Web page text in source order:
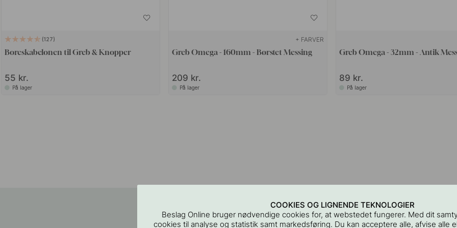
127
Boreskabelonen til Greb & Knopper
55 kr.
På lager
+ FARVER
Greb Omega - 160mm - Børstet Messing
209 kr.
På lager
Greb Omega - 32mm - Antik
89 kr.
På lager
COOKIES OG LIGNENDE TEKNOLOGIER
Beslag Online bruger nødvendige cookies for, at webstedet fungerer. Med dit
cookies til analyse og statistik samt markedsføring. Du kan acceptere alle, afvise alle